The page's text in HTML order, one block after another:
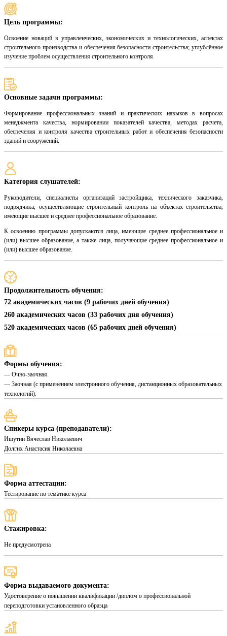
Цель программы:
Освоение новаций в управленческих, экономических и технологических, аспектах
строительного производства и обеспечения безопасности строительства; углублённое
изучение проблем осуществления строительного контроля.
Основные задачи программы:
Формирование профессиональных знаний и практических навыков в вопросах
менеджмента качества, нормировании показателей качества, методах расчета,
обеспечения и контроля качества строительных работ и обеспечения безопасности
зданий и сооружений.
Категория слушателей:
Руководители, специалисты организаций застройщика, технического заказчика,
подрядчика, осуществляющие строительный контроль на объектах строительства,
имеющие высшее и среднее профессиональное образование.
К освоению программы допускаются лица, имеющие среднее профессиональное и
(или) высшее образование, а также лица, получающие среднее профессиональное и
(или) высшее образование.
Продолжительность обучения:
72 академических часов (9 рабочих дней обучения)
260 академических часов (33 рабочих дня обучения)
520 академических часов (65 рабочих дней обучения)
Формы обучения:
— Очно-заочная.
— Заочная (с применением электронного обучения, дистанционных образовательных
технологий).
Спикеры курса (преподаватели):
Ишутин Вячеслав Николаевич
Долгих Анастасия Николаевна
Форма аттестации:
Тестирование по тематике курса
Стажировка:
Не предусмотрена
Форма выдаваемого документа:
Удостоверение о повышении квалификации /диплом о профессиональной
переподготовки установленного образца